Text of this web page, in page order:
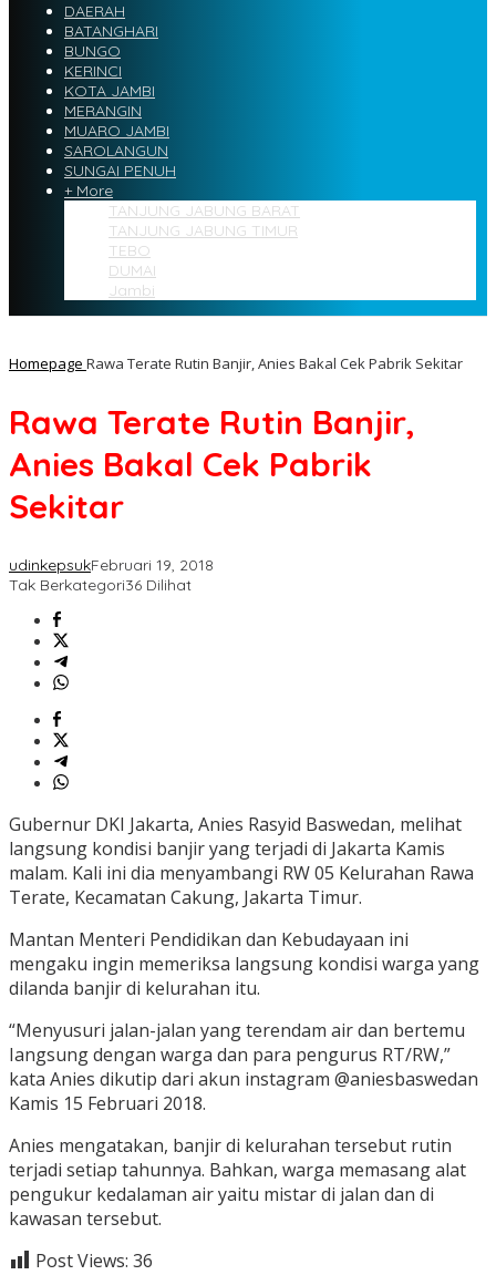
DAERAH
BATANGHARI
BUNGO
KERINCI
KOTA JAMBI
MERANGIN
MUARO JAMBI
SAROLANGUN
SUNGAI PENUH
+ More
TANJUNG JABUNG BARAT
TANJUNG JABUNG TIMUR
TEBO
DUMAI
Jambi
Homepage Rawa Terate Rutin Banjir, Anies Bakal Cek Pabrik Sekitar
Rawa Terate Rutin Banjir,
Anies Bakal Cek Pabrik
Sekitar
udinkepsukFebruari 19, 2018
Tak Berkategori36 Dilihat
Gubernur DKI Jakarta, Anies Rasyid Baswedan, melihat
langsung kondisi banjir yang terjadi di Jakarta Kamis
malam. Kali ini dia menyambangi RW 05 Kelurahan Rawa
Terate, Kecamatan Cakung, Jakarta Timur.
Mantan Menteri Pendidikan dan Kebudayaan ini
mengaku ingin memeriksa langsung kondisi warga yang
dilanda banjir di kelurahan itu.
“Menyusuri jalan-jalan yang terendam air dan bertemu
Iangsung dengan warga dan para pengurus RT/RW,”
kata Anies dikutip dari akun instagram @aniesbaswedan
Kamis 15 Februari 2018.
Anies mengatakan, banjir di kelurahan tersebut rutin
terjadi setiap tahunnya. Bahkan, warga memasang alat
pengukur kedalaman air yaitu mistar di jalan dan di
kawasan tersebut.
Post Views: 36